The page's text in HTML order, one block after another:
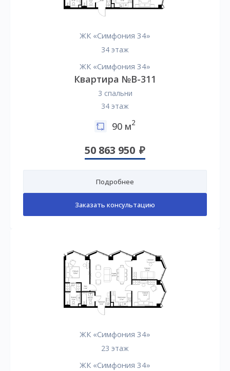
ЖК «Симфония 34»
34 этаж
ЖК «Симфония 34»
Квартира №B-311
3 спальни
34 этаж
90 м2
50 863 950
Подробнее
Заказать консультацию
ЖК «Симфония 34»
23 этаж
ЖК «Симфония 34»